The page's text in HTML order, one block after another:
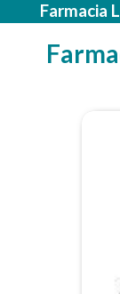
Farmacia